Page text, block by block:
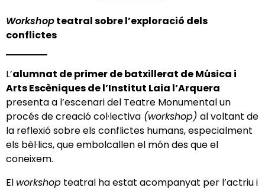
Workshopteatral sobre l’exploració dels
conflictes
L’alumnat de primer debatxillerat de Música i
Arts Escèniques de l’Institut Laia l’Arquera
presenta a l’escenari del Teatre Monumental un
procés de creació col·lectiva (workshop) al voltant de
la reflexió sobre els conflictes humans, especialment
els bèl·lics, que embolcallen el món des que el
coneixem.
El workshop teatral ha estat acompanyat per l’actriu i